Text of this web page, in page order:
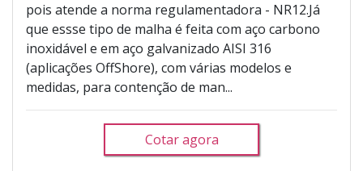
pois atende a norma regulamentadora - NR12.Já
que essse tipo de malha é feita com aço carbono
inoxidável e em aço galvanizado AISI 316
(aplicações OffShore), com várias modelos e
medidas, para contenção de man...
Cotar agora